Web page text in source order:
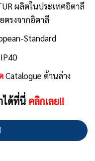
ผลิตในประเทศอิตาลี
ตรงจากอิตาลี
Standard
Catalogue ด้านล่าง
ได้ที่นี่ คลิกเลย!!